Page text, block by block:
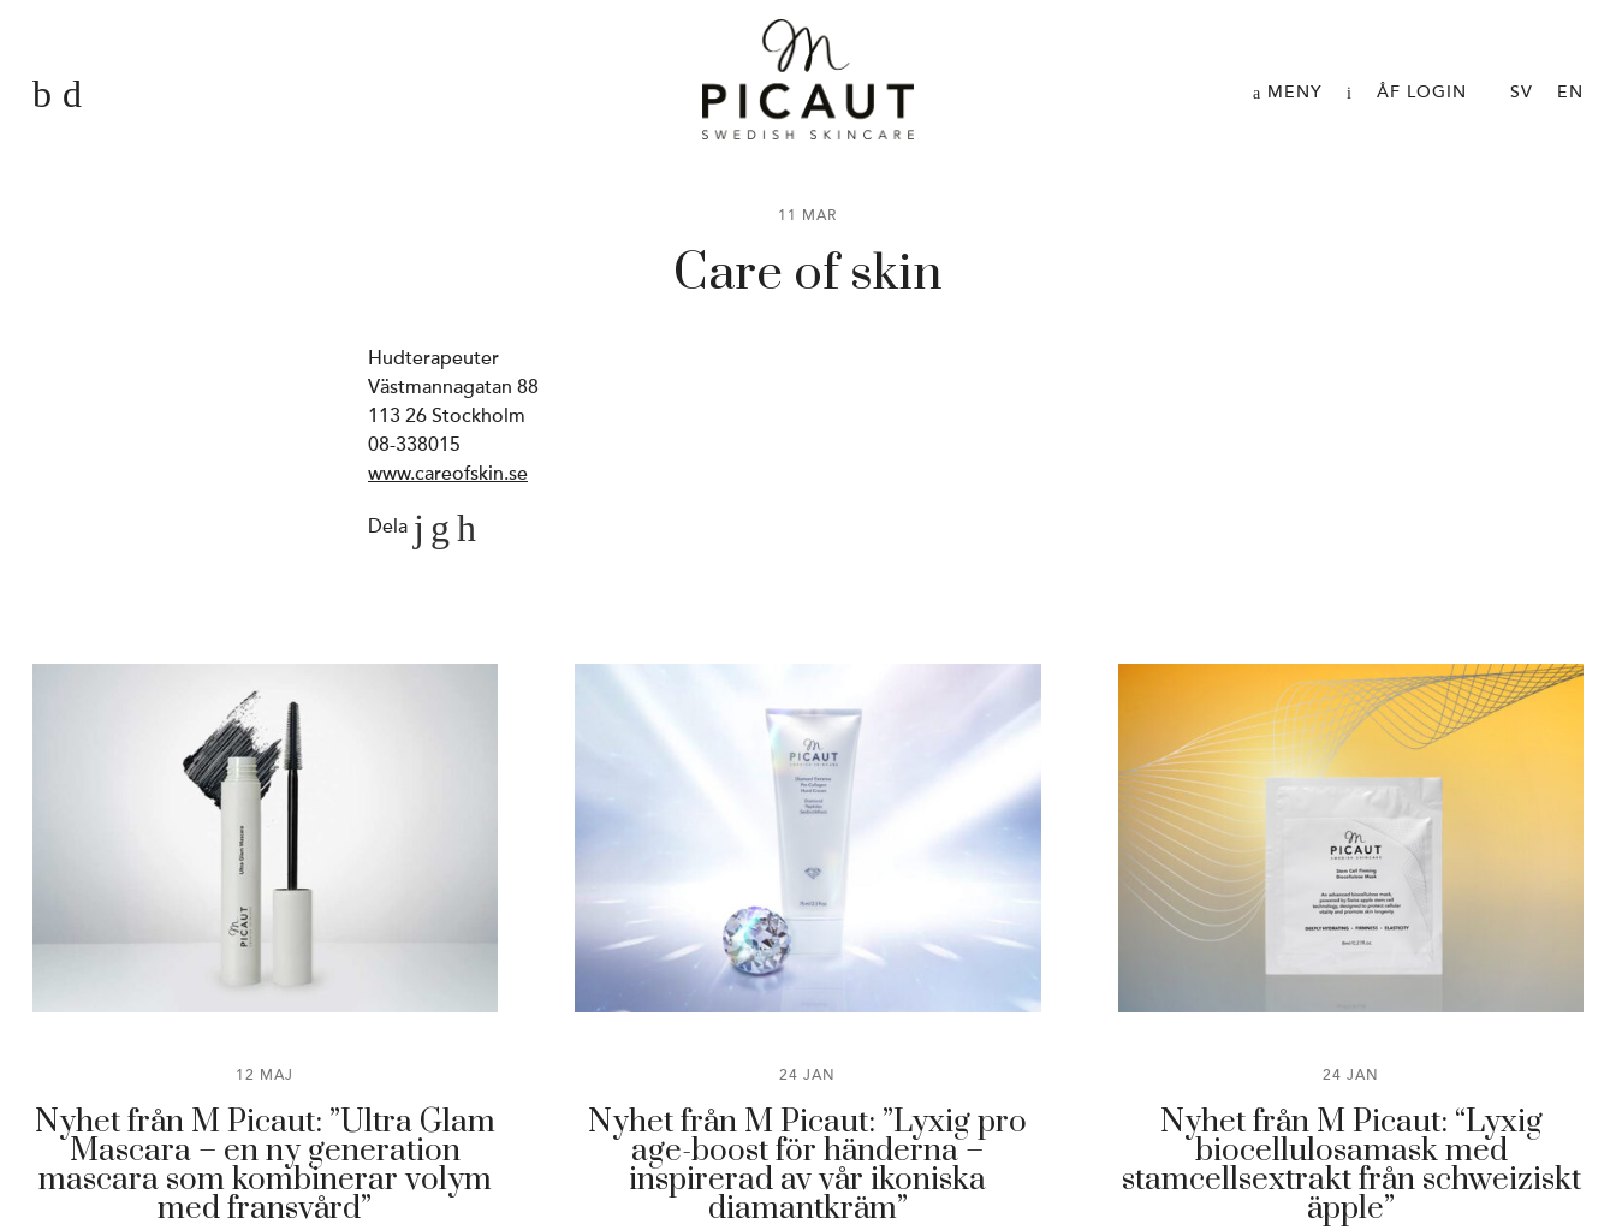
MENY ÅF LOGIN SV EN
11 MAR
Care of skin
Hudterapeuter
Västmannagatan 88
113 26 Stockholm
08-338015
www.careofskin.se
Dela
12 MAJ
Nyhet från M Picaut: ”Ultra Glam
Mascara – en ny generation
mascara som kombinerar volym
med fransvård”
24 JAN
Nyhet från M Picaut: ”Lyxig pro
age-boost för händerna –
inspirerad av vår ikoniska
diamantkräm”
24 JAN
Nyhet från M Picaut: “Lyxig
biocellulosamask med
stamcellsextrakt från schweiziskt
äpple”